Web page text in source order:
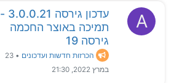
A
עדכון גירסה 3.0.0.21 -
תמיכה באוצר החכמה
גירסה 19
הכרזות חדשות ועדכונים •
23
במרץ 2022, 21:30